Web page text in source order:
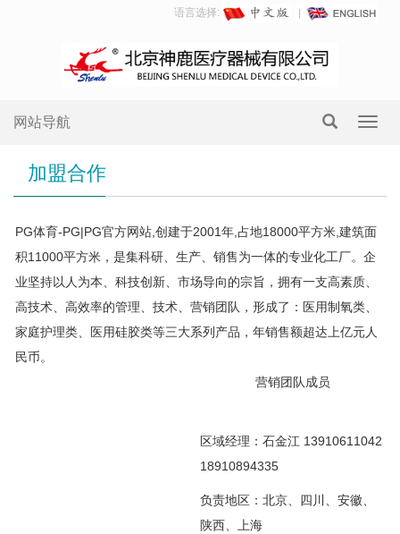
语言选择:
网站导航
加盟合作
PG体育-PG|PG官方网站,创建于2001年,占地18000平方米,建筑面
积11000平方米，是集科研、生产、销售为一体的专业化工厂。企
业坚持以人为本、科技创新、市场导向的宗旨，拥有一支高素质、
高技术、高效率的管理、技术、营销团队，形成了：医用制氧类、
家庭护理类、医用硅胶类等三大系列产品，年销售额超达上亿元人
民币。
营销团队成员
区域经理：石金江 13910611042
18910894335
负责地区：北京、四川、安徽、
陕西、上海